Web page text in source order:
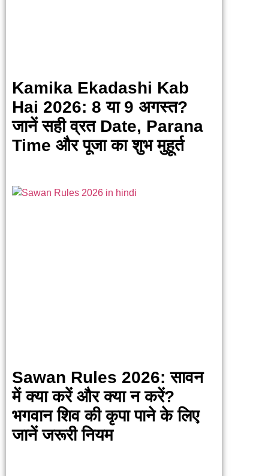
Kamika Ekadashi Kab
Hai 2026: 8 या 9 अगस्त?
जानें सही व्रत Date, Parana
Time और पूजा का शुभ मुहूर्त
Sawan Rules 2026: सावन
में क्या करें और क्या न करें?
भगवान शिव की कृपा पाने के लिए
जानें जरूरी नियम